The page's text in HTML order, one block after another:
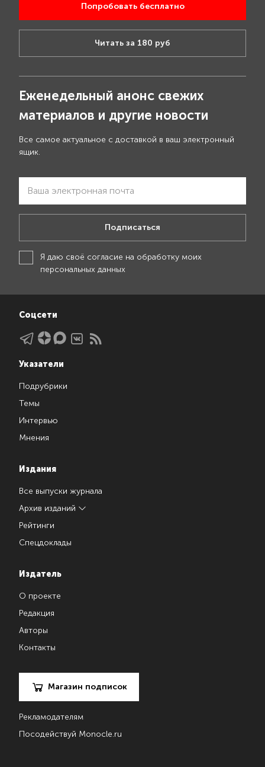
Попробовать бесплатно
Читать за 180 руб
Еженедельный анонс свежих
материалов и другие новости
Все самое актуальное с доставкой в ваш электронный
ящик.
Подписаться
Я даю своё согласие на обработку моих
персональных данных
Соцсети
Указатели
Подрубрики
Темы
Интервью
Мнения
Издания
Все выпуски журнала
Архив изданий
Рейтинги
Спецдоклады
Издатель
О проекте
Редакция
Авторы
Контакты
Магазин подписок
Рекламодателям
Посодействуй Monocle.ru